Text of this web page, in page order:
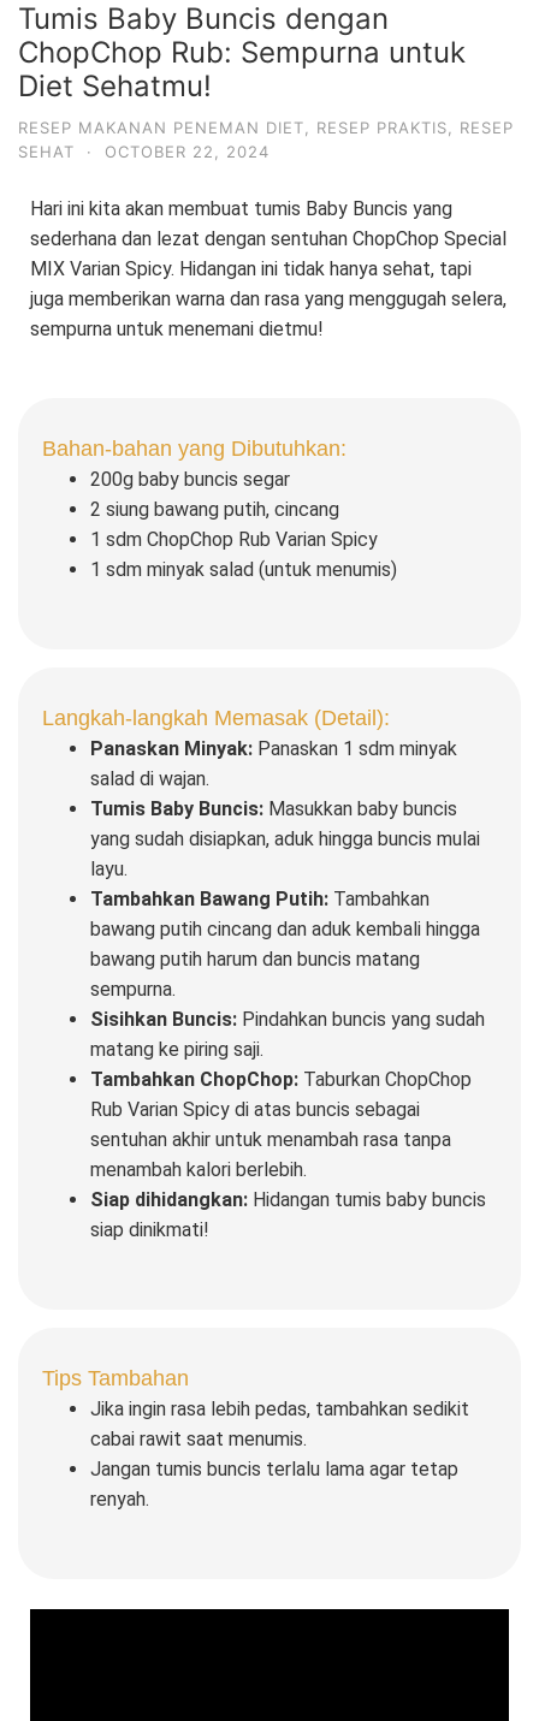
Tumis Baby Buncis dengan
ChopChop Rub: Sempurna untuk
Diet Sehatmu!
RESEP MAKANAN PENEMAN DIET, RESEP PRAKTIS, RESEP
SEHAT
· OCTOBER 22, 2024
Hari ini kita akan membuat tumis Baby Buncis yang
sederhana dan lezat dengan sentuhan ChopChop Special
MIX Varian Spicy. Hidangan ini tidak hanya sehat, tapi
juga memberikan warna dan rasa yang menggugah selera,
sempurna untuk menemani dietmu!
Bahan-bahan yang Dibutuhkan:
200g baby buncis segar
2 siung bawang putih, cincang
1 sdm ChopChop Rub Varian Spicy
1 sdm minyak salad (untuk menumis)
Langkah-langkah Memasak (Detail):
Panaskan Minyak: Panaskan 1 sdm minyak
salad di wajan.
Tumis Baby Buncis: Masukkan baby buncis
yang sudah disiapkan, aduk hingga buncis mulai
layu.
Tambahkan Bawang Putih: Tambahkan
bawang putih cincang dan aduk kembali hingga
bawang putih harum dan buncis matang
sempurna.
Sisihkan Buncis: Pindahkan buncis yang sudah
matang ke piring saji.
Tambahkan ChopChop: Taburkan ChopChop
Rub Varian Spicy di atas buncis sebagai
sentuhan akhir untuk menambah rasa tanpa
menambah kalori berlebih.
Siap dihidangkan: Hidangan tumis baby buncis
siap dinikmati!
Tips Tambahan
Jika ingin rasa lebih pedas, tambahkan sedikit
cabai rawit saat menumis.
Jangan tumis buncis terlalu lama agar tetap
renyah.